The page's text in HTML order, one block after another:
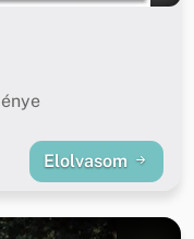
Elolvasom